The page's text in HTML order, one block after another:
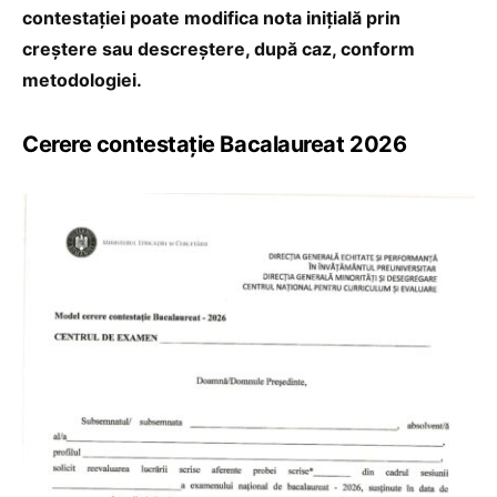
contestației poate modifica nota inițială prin
creștere sau descreștere, după caz, conform
metodologiei.
Cerere contestație Bacalaureat 2026